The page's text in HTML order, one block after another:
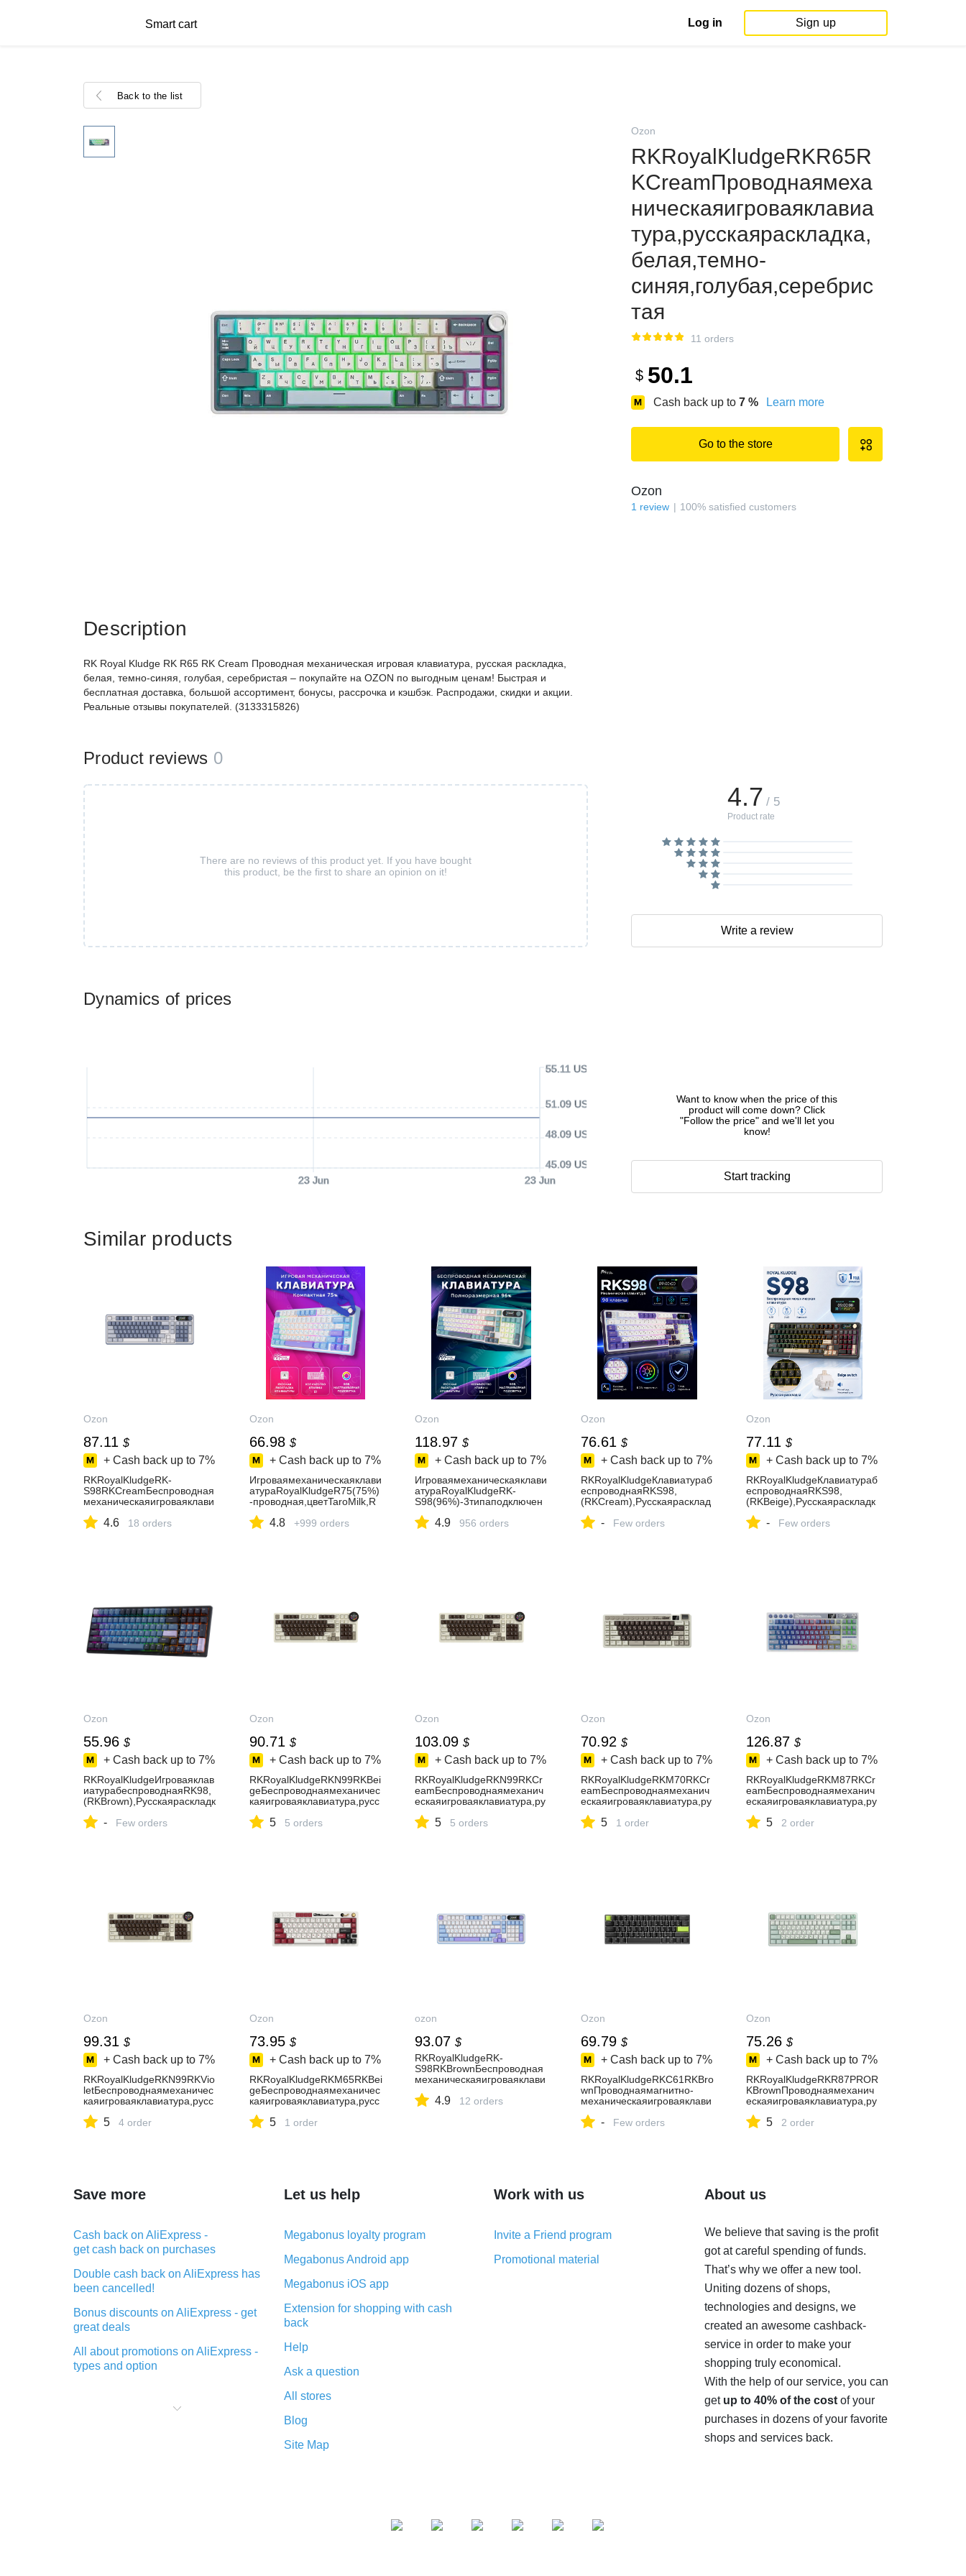
Smart cart Log in Sign up
Back to the list
Ozon
RKRoyalKludgeRKR65R
KCreamПроводнаямеха
ническаяигроваяклавиа
тура,русскаяраскладка,
белая,темно-
синяя,голубая,серебрис
тая
11 orders
$ 50.1
Cash back up to 7 % Learn more
Go to the store
Ozon
1 review 100% satisfied customers
Dynamics of prices
23 Jun 23 Jun
45.09 USD
48.09 USD
51.09 USD
55.11 USD
Want to know when the price of this
product will come down? Click
"Follow the price" and we'll let you
know!
Start tracking
Description
RK Royal Kludge RK R65 RK Cream Проводная механическая игровая клавиатура, русская раскладка,
белая, темно-синяя, голубая, серебристая – покупайте на OZON по выгодным ценам! Быстрая и
бесплатная доставка, большой ассортимент, бонусы, рассрочка и кэшбэк. Распродажи, скидки и акции.
Реальные отзывы покупателей. (3133315826)
Product reviews 0
There are no reviews of this product yet. If you have bought
this product, be the first to share an opinion on it!
4.7 / 5
Product rate
Write a review
Similar products
Ozon
87.11 $
+ Cash back up to 7%
RKRoyalKludgeRK-
S98RKCreamБеспроводная
механическаяигроваяклави
лноразмерная(96%),98клав
4.6 18 orders
Ozon
66.98 $
+ Cash back up to 7%
Игроваямеханическаяклави
атураRoyalKludgeR75(75%)
-проводная,цветTaroMilk,R
светкисимволов,линейныес
4.8 +999 orders
Ozon
118.97 $
+ Cash back up to 7%
Игроваямеханическаяклави
атураRoyalKludgeRK-
S98(96%)-3типаподключен
wap,кейкапыбезподсветкис
4.9 956 orders
Ozon
76.61 $
+ Cash back up to 7%
RKRoyalKludgeКлавиатураб
еспроводнаяRKS98,
(RKCream),Русскаярасклад
синий
- Few orders
Ozon
77.11 $
+ Cash back up to 7%
RKRoyalKludgeКлавиатураб
еспроводнаяRKS98,
(RKBeige),Русскаяраскладк
- Few orders
Ozon
55.96 $
+ Cash back up to 7%
RKRoyalKludgeИгроваяклав
иатурабеспроводнаяRK98,
(RKBrown),Русскаяраскладк
- Few orders
Ozon
90.71 $
+ Cash back up to 7%
RKRoyalKludgeRKN99RKBei
geБеспроводнаямеханичес
каяигроваяклавиатура,русс
ная(96%),98клавиш,белая,
5 5 orders
Ozon
103.09 $
+ Cash back up to 7%
RKRoyalKludgeRKN99RKCr
eamБеспроводнаямеханич
ескаяигроваяклавиатура,ру
ерная(96%),98клавиш,бела
5 5 orders
Ozon
70.92 $
+ Cash back up to 7%
RKRoyalKludgeRKM70RKCr
eamБеспроводнаямеханич
ескаяигроваяклавиатура,ру
(75%),73клавиши,слоновая
5 1 order
Ozon
126.87 $
+ Cash back up to 7%
RKRoyalKludgeRKM87RKCr
eamБеспроводнаямеханич
ескаяигроваяклавиатура,ру
я
5 2 order
Ozon
99.31 $
+ Cash back up to 7%
RKRoyalKludgeRKN99RKVio
letБеспроводнаямеханичес
каяигроваяклавиатура,русс
ная(96%),98клавиш,белая,
5 4 order
Ozon
73.95 $
+ Cash back up to 7%
RKRoyalKludgeRKM65RKBei
geБеспроводнаямеханичес
каяигроваяклавиатура,русс
5%),66клавиш,белая,бордо
5 1 order
ozon
93.07 $
RKRoyalKludgeRK-
S98RKBrownБеспроводная
механическаяигроваяклави
лноразмерная(96%),98клав
4.9 12 orders
Ozon
69.79 $
+ Cash back up to 7%
RKRoyalKludgeRKC61RKBro
wnПроводнаямагнитно-
механическаяигроваяклави
тракомпактная(60%),61клав
- Few orders
Ozon
75.26 $
+ Cash back up to 7%
RKRoyalKludgeRKR87PROR
KBrownПроводнаямеханич
ескаяигроваяклавиатура,ру
аяTKL(80%),87клавиш,бела
5 2 order
Save more
Cash back on AliExpress -
get cash back on purchases
Double cash back on AliExpress has
been cancelled!
Bonus discounts on AliExpress - get
great deals
All about promotions on AliExpress -
types and option
purchases on AliExpress - short and
Let us help
Megabonus loyalty program
Megabonus Android app
Megabonus iOS app
Extension for shopping with cash
back
Help
Ask a question
All stores
Blog
Site Map
Work with us
Invite a Friend program
Promotional material
About us
We believe that saving is the profit
got at careful spending of funds.
That’s why we offer a new tool.
Uniting dozens of shops,
technologies and designs, we
created an awesome cashback-
service in order to make your
shopping truly economical.
With the help of our service, you can
get up to 40% of the costof your
purchases in dozens of your favorite
shops and services back.